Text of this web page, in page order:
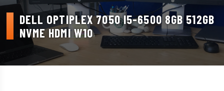
DELL OPTIPLEX 7050 I5-6500 8GB 512GB
NVME HDMI W10